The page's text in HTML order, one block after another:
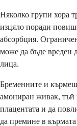
Няколко групи хора
изцяло поради
абсорбция.
може да бъде вреден
лица.
Бременните и
амониран живак, тъй
плацентата и да
да премине в